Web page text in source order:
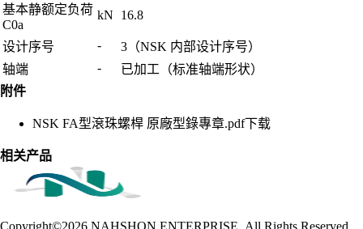
基本静额定负荷
C0a
kN 16.8
设计序号 -
3（NSK 内部设计序号）
轴端
-
已加工（标准轴端形状）
附件
NSK FA型滾珠螺桿 原廠型錄專章.pdf下载
相关产品
Copyright©2026 NAHSHON ENTERPRISE .All Rights Reserved.